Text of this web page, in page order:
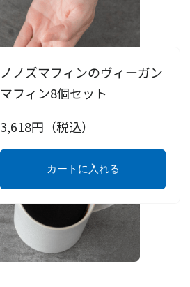
ノノズマフィンのヴィーガン
マフィン8個セット
3,618円（税込）
カートに入れる